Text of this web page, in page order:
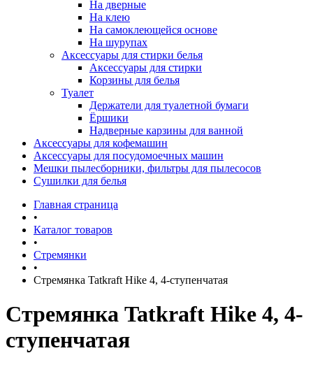
На дверные
На клею
На самоклеющейся основе
На шурупах
Аксессуары для стирки белья
Аксессуары для стирки
Корзины для белья
Туалет
Держатели для туалетной бумаги
Ёршики
Надверные карзины для ванной
Аксессуары для кофемашин
Аксессуары для посудомоечных машин
Мешки пылесборники, фильтры для пылесосов
Сушилки для белья
Главная страница
•
Каталог товаров
•
Стремянки
•
Стремянка Tatkraft Hike 4, 4-ступенчатая
Стремянка Tatkraft Hike 4, 4-
ступенчатая